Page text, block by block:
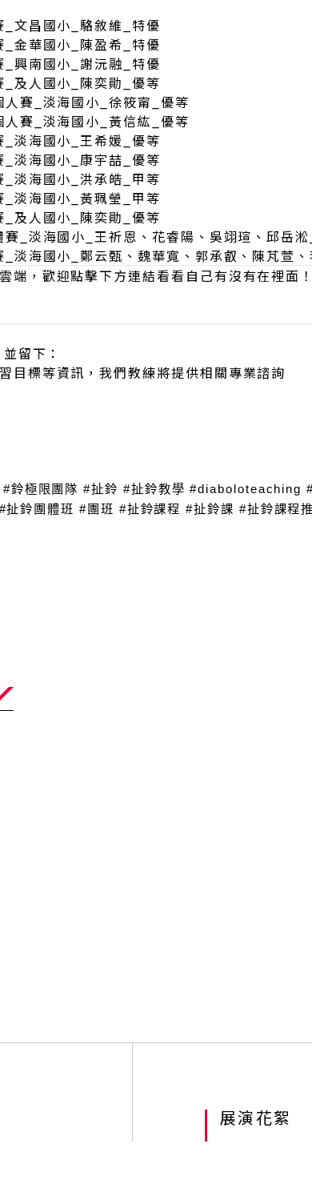
文昌國小_駱敘維_特優
金華國小_陳盈希_特優
興南國小_謝沅融_特優
及人國小_陳奕勛_優等
賽_淡海國小_徐筱甯_優等
賽_淡海國小_黃信紘_優等
淡海國小_王希媛_優等
淡海國小_康宇喆_優等
淡海國小_洪承皓_甲等
淡海國小_黃珮瑩_甲等
及人國小_陳奕勛_優等
_淡海國小_王祈恩、花睿陽、吳翊瑄、邱岳
淡海國小_鄭云甄、魏華寬、郭承叡、陳芃萱
端，歡迎點擊下方連結看看自己有沒有在裡面
留下：
目標等資訊，我們教練將提供相關專業諮詢
極限團隊 #扯鈴 #扯鈴教學 #diaboloteaching
鈴團體班 #團班 #扯鈴課程 #扯鈴課 #扯鈴課程
展演花絮